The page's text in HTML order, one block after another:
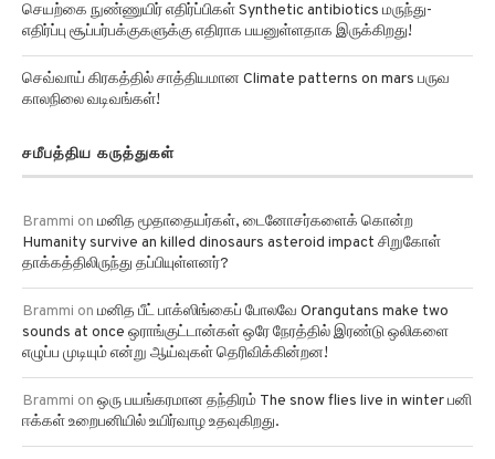
செயற்கை நுண்ணுயிர் எதிர்ப்பிகள் Synthetic antibiotics மருந்து-
எதிர்ப்பு சூப்பர்பக்குகளுக்கு எதிராக பயனுள்ளதாக இருக்கிறது!
செவ்வாய் கிரகத்தில் சாத்தியமான Climate patterns on mars பருவ
காலநிலை வடிவங்கள்!
சமீபத்திய கருத்துகள்
Brammi on மனித மூதாதையர்கள், டைனோசர்களைக் கொன்ற
Humanity survive an killed dinosaurs asteroid impact சிறுகோள்
தாக்கத்திலிருந்து தப்பியுள்ளனர்?
Brammi on மனித பீட் பாக்ஸிங்கைப் போலவே Orangutans make two
sounds at once ஒராங்குட்டான்கள் ஒரே நேரத்தில் இரண்டு ஒலிகளை
எழுப்ப முடியும் என்று ஆய்வுகள் தெரிவிக்கின்றன!
Brammi on ஒரு பயங்கரமான தந்திரம் The snow flies live in winter பனி
ஈக்கள் உறைபனியில் உயிர்வாழ உதவுகிறது.